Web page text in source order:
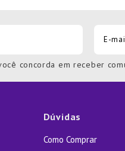
concorda em receber
Dúvidas
Como Comprar